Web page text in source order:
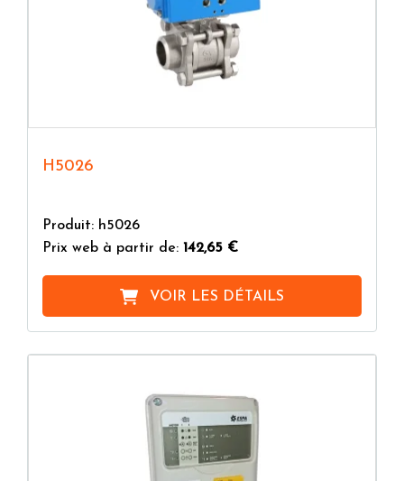
H5026
Produit: h5026
Prix web à partir de: 142,65 €
VOIR LES DÉTAILS